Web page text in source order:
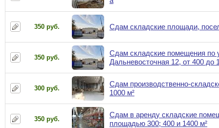
350 руб. Сдам складские площади,
350 руб.
Сдам складские помещения по
Дальневосточная 12, от 400 до
300 руб.
Сдам производственно-
1000 м²
350 руб.
Сдам в аренду складские
площадью 300; 400 и 1400 м²